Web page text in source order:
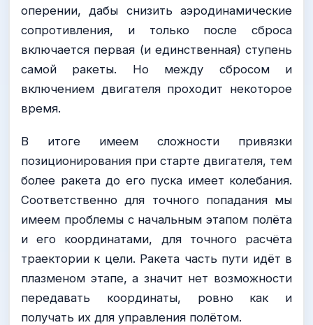
оперении, дабы снизить аэродинамические
сопротивления, и только после сброса
включается первая (и единственная) ступень
самой ракеты. Но между сбросом и
включением двигателя проходит некоторое
время.
В итоге имеем сложности привязки
позиционирования при старте двигателя, тем
более ракета до его пуска имеет колебания.
Соответственно для точного попадания мы
имеем проблемы с начальным этапом полёта
и его координатами, для точного расчёта
траектории к цели. Ракета часть пути идёт в
плазменом этапе, а значит нет возможности
передавать координаты, ровно как и
получать их для управления полётом.